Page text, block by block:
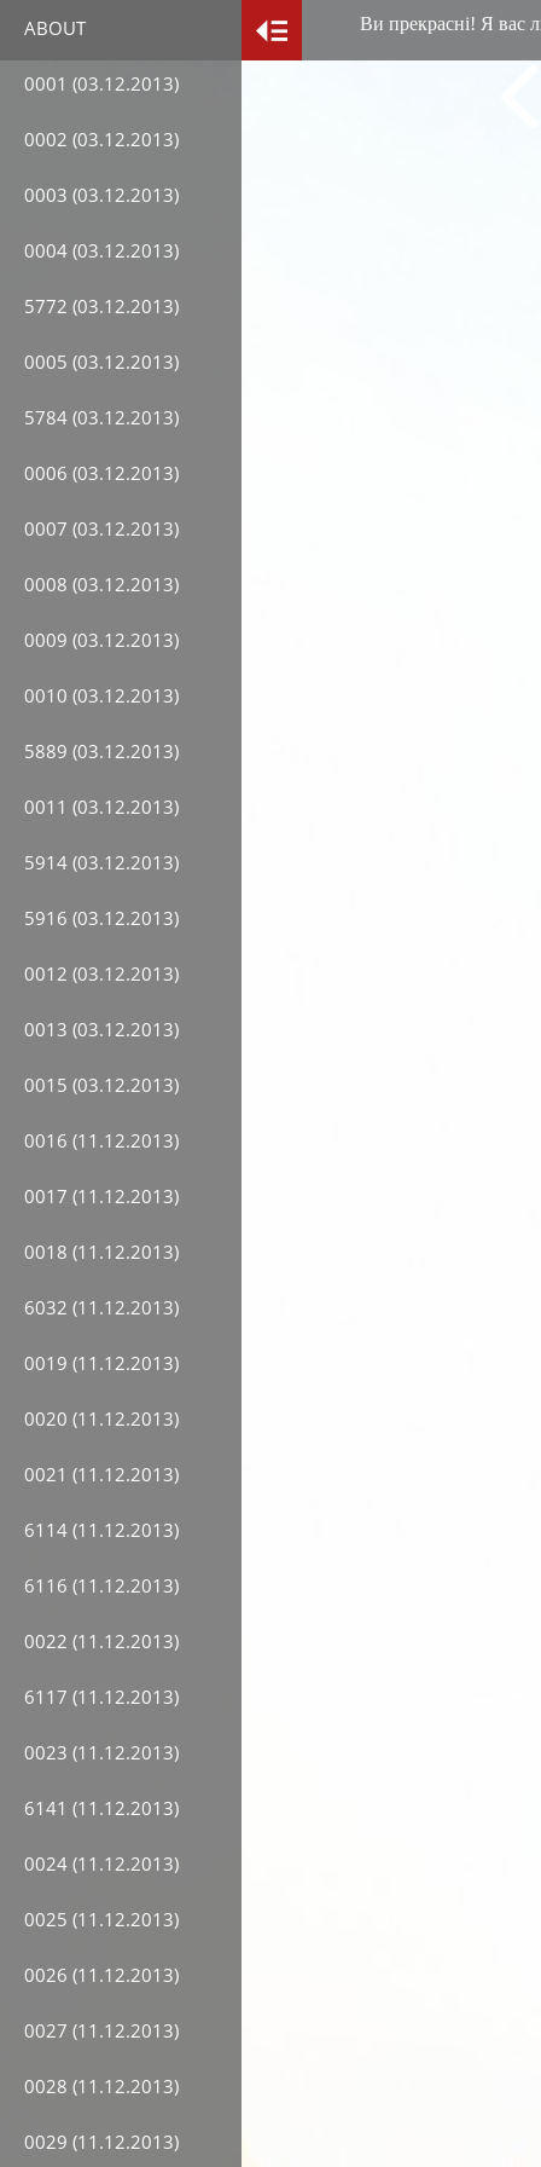
ABOUT
0001 (03.12.2013)
0002 (03.12.2013)
0003 (03.12.2013)
0004 (03.12.2013)
5772 (03.12.2013)
0005 (03.12.2013)
5784 (03.12.2013)
0006 (03.12.2013)
0007 (03.12.2013)
0008 (03.12.2013)
0009 (03.12.2013)
0010 (03.12.2013)
5889 (03.12.2013)
0011 (03.12.2013)
5914 (03.12.2013)
5916 (03.12.2013)
0012 (03.12.2013)
0013 (03.12.2013)
0015 (03.12.2013)
0016 (11.12.2013)
0017 (11.12.2013)
0018 (11.12.2013)
6032 (11.12.2013)
0019 (11.12.2013)
0020 (11.12.2013)
0021 (11.12.2013)
6114 (11.12.2013)
6116 (11.12.2013)
0022 (11.12.2013)
6117 (11.12.2013)
0023 (11.12.2013)
6141 (11.12.2013)
0024 (11.12.2013)
0025 (11.12.2013)
0026 (11.12.2013)
0027 (11.12.2013)
0028 (11.12.2013)
0029 (11.12.2013)
Ви прекрасні! Я вас